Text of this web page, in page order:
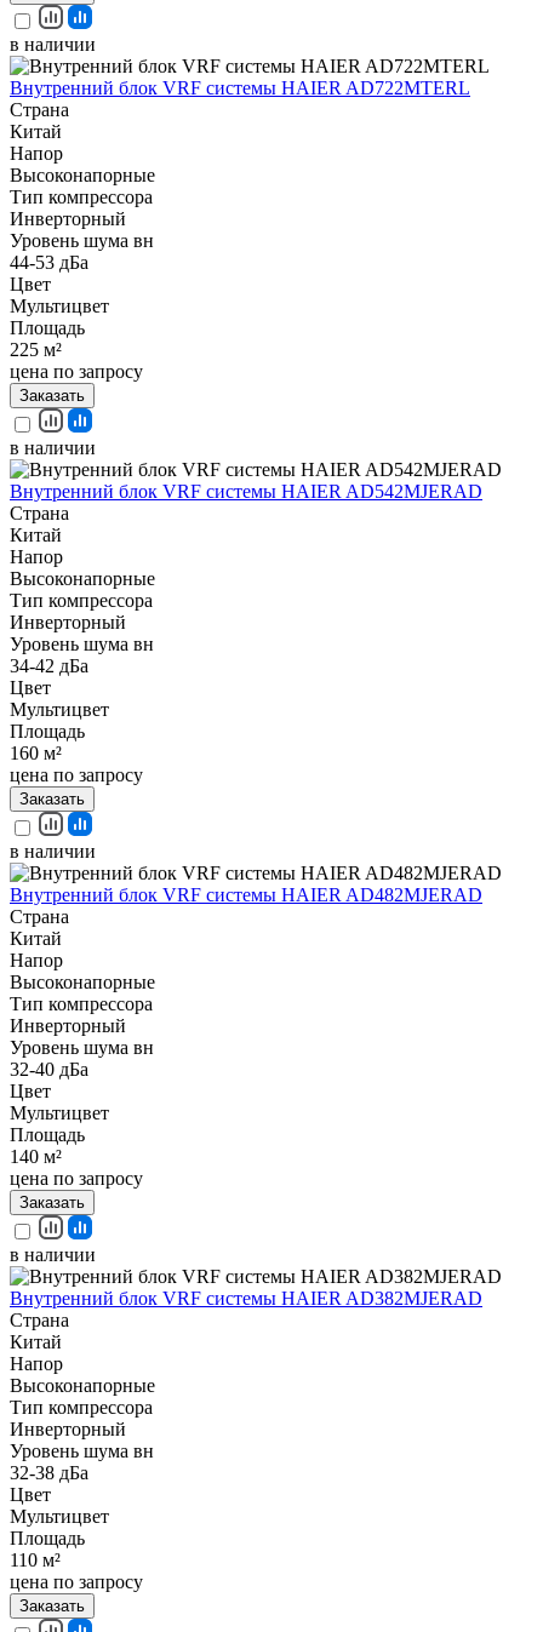
в наличии
Внутренний блок VRF системы HAIER AD722MTERL
Страна
Китай
Напор
Высоконапорные
Тип компрессора
Инверторный
Уровень шума вн
44-53 дБа
Цвет
Мультицвет
Площадь
225 м²
цена по запросу
Заказать
в наличии
Внутренний блок VRF системы HAIER AD542MJERAD
Страна
Китай
Напор
Высоконапорные
Тип компрессора
Инверторный
Уровень шума вн
34-42 дБа
Цвет
Мультицвет
Площадь
160 м²
цена по запросу
Заказать
в наличии
Внутренний блок VRF системы HAIER AD482MJERAD
Страна
Китай
Напор
Высоконапорные
Тип компрессора
Инверторный
Уровень шума вн
32-40 дБа
Цвет
Мультицвет
Площадь
140 м²
цена по запросу
Заказать
в наличии
Внутренний блок VRF системы HAIER AD382MJERAD
Страна
Китай
Напор
Высоконапорные
Тип компрессора
Инверторный
Уровень шума вн
32-38 дБа
Цвет
Мультицвет
Площадь
110 м²
цена по запросу
Заказать